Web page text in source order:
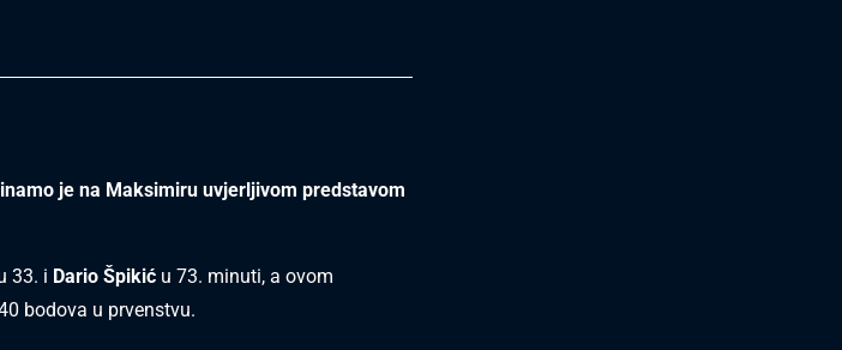
je na Maksimiru uvjerljivom predstavom
33. i Dario Špikić u 73. minuti, a ovom
bodova u prvenstvu.